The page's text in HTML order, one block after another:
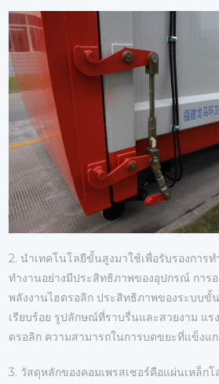
2. นำเทคโนโลยีขั้นสูงมาใช้เพื่อรับรองการ
ทำงานอย่างมีประสิทธิภาพของอุปกรณ์ การ
พลังงานไฮดรอลิก ประสิทธิภาพของระบบขั้
เรียบร้อย รูปลักษณ์ที่ราบรื่นและสวยงาม แร
ดรอลิก ความสามารถในการบดขยะที่แข็งแ
3. วัสดุหลักของคอมเพรสเซอร์คือแผ่นเหล็ก